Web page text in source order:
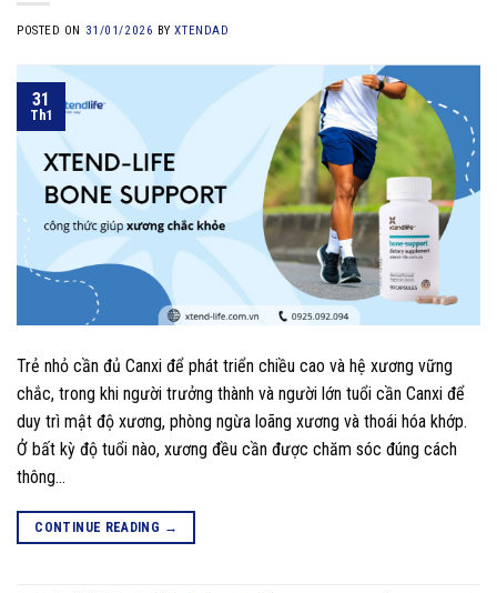
POSTED ON 31/01/2026 BYXTENDAD
31
Th1
Trẻ nhỏ cần đủ Canxi để phát triển chiều cao và hệ xương vững
chắc, trong khi người trưởng thành và người lớn tuổi cần Canxi để
duy trì mật độ xương, phòng ngừa loãng xương và thoái hóa khớp.
Ở bất kỳ độ tuổi nào, xương đều cần được chăm sóc đúng cách
thông…
CONTINUE READING →